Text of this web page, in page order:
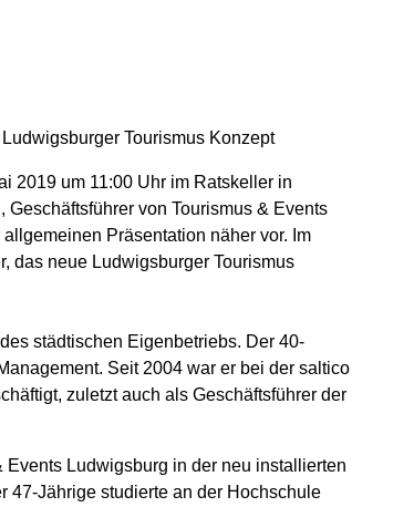
Tourismus Konzept
2019 um 11:00 Uhr im Ratskeller in
von Tourismus & Events
Präsentation näher vor. Im
das neue Ludwigsburger Tourismus
städtischen Eigenbetriebs. Der 40-
Seit 2004 war er bei der saltico
zuletzt auch als Geschäftsführer der
Events Ludwigsburg in der neu installierten
47-Jährige studierte an der Hochschule